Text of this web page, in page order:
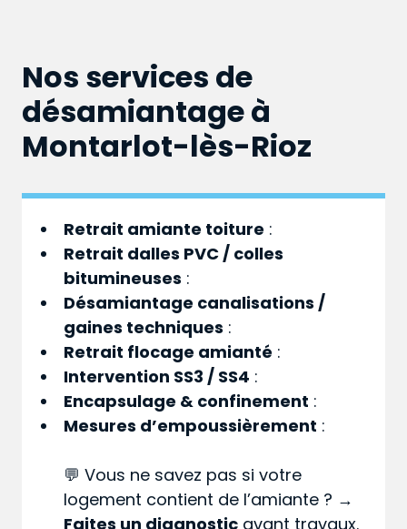
Nos services de
désamiantage à
Montarlot-lès-Rioz
Retrait amiante toiture :
Retrait dalles PVC / colles
bitumineuses :
Désamiantage canalisations /
gaines techniques :
Retrait flocage amianté :
Intervention SS3 / SS4 :
Encapsulage & confinement :
Mesures d’empoussièrement :
💬 Vous ne savez pas si votre
logement contient de l’amiante ? →
Faites un diagnostic avant travaux.